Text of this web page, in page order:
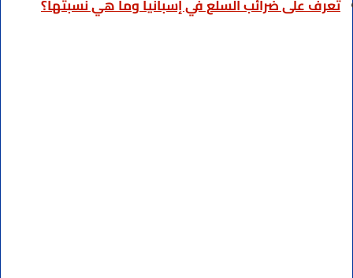
تعرف على ضرائب السلع في إسبانيا وما هي نسبتها؟